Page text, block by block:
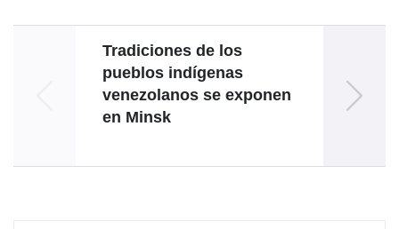
Tradiciones de los
pueblos indígenas
venezolanos se exponen
en Minsk